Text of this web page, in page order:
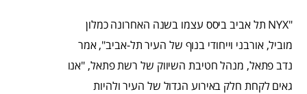
"NYX תל אביב ביסס עצמו בשנה האחרונה כמלון
מוביל, אורבני וייחודי בנוף של העיר תל-אביב", אמר
נדב פתאל, מנהל חטיבת השיווק של רשת פתאל, "אנו
גאים לקחת חלק באירוע הגדול של העיר ולהיות